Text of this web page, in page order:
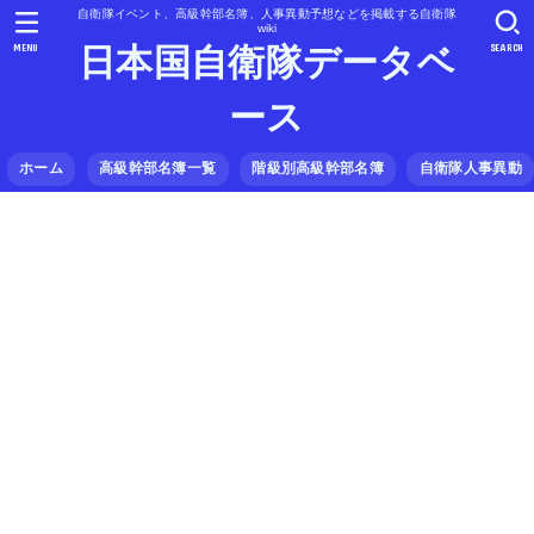
自衛隊イベント、高級幹部名簿、人事異動予想などを掲載する自衛隊
wiki
日本国自衛隊データベ
ース
ホーム 高級幹部名簿一覧 階級別高級幹部名簿 自衛隊人事異動
SEARCH
MENU